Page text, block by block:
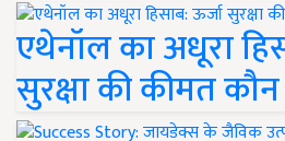
एथेनॉल का अधूरा
सुरक्षा की कीमत